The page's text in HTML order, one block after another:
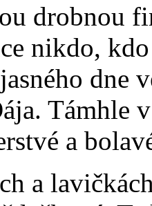
drobnou
nikdo,
dne
Támhle
a
a